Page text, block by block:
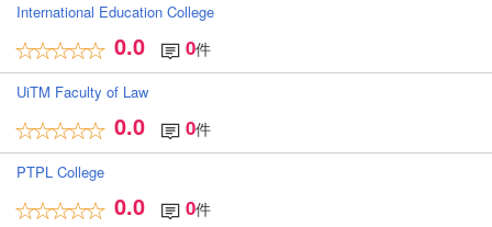
International Education College
0.0 0件
UiTM Faculty of Law
0.0 0件
PTPL College
0.0 0件